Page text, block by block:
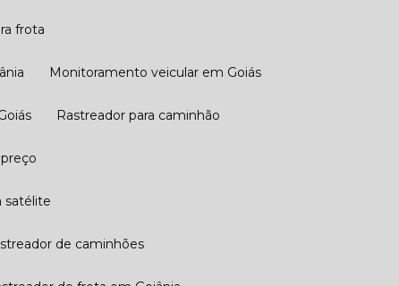
frota
Monitoramento veicular em Goiás
Rastreador para caminhão
satélite
de caminhões